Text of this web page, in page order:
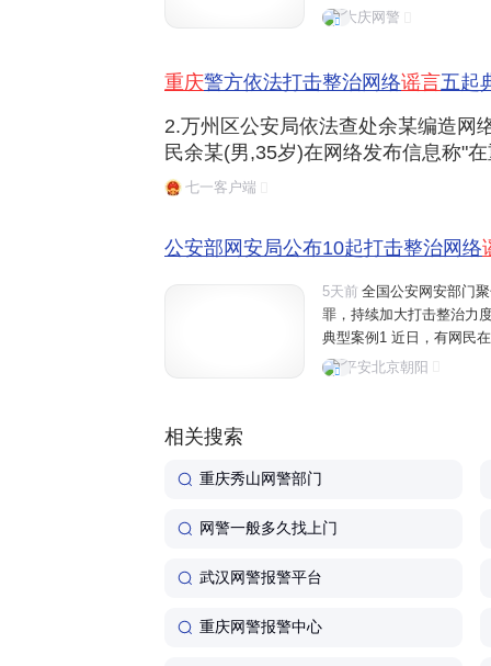
络安全防线。直击真实案
大庆网警
重庆警方依法打击整治网络谣言五起
2.万州区公安局依法查处余某编造网
民余某(男,35岁)在网络发布信息称"
糖、掺药的小吃等",引起了网民的关
七一客户端
公安部网安局公布10起打击整治网络
5天前 全国公安网安部门
罪，持续加大打击整治力
典型案例1 近日，有网民
口斑马线处发生惨烈车祸
平安北京朝阳
相关搜索
重庆秀山网警部门
网警一般多久找上门
武汉网警报警平台
重庆网警报警中心